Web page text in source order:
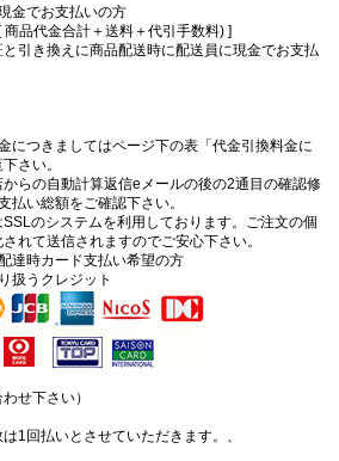
金でお支払いの方
品代金合計＋送料＋代引手数料) ]
引き換えに商品配送時に配送員に現金でお支払
につきましてはページ下の表「代金引換料金に
さい。
らの自動計算返信eメールの後の2通目の確認修
払い総額をご確認下さい。
のシステムを利用しております。ご注文の個
れて送信されますのでご安心下さい。
達時カード支払い希望の方
扱うクレジット
せ下さい）
1回払いとさせていただきます。、